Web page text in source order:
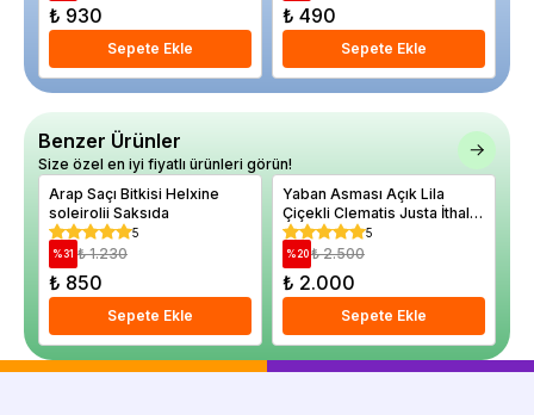
₺ 930
Sepete Ekle
₺ 490
Sepete Ekle
Benzer Ürünler
Size özel en iyi fiyatlı ürünleri görün!
Arap Saçı Bitkisi Helxine
soleirolii Saksıda
5
%31 ₺ 1.230
₺ 850
Sepete Ekle
Yaban Asması Açık Lila
Çiçekli Clematis Justa İthal
Saksıda
5
%20 ₺ 2.500
₺ 2.000
Sepete Ekle